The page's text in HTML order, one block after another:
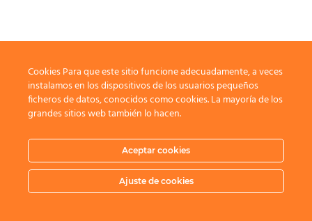
Cookies Para que este sitio funcione adecuadamente, a veces
instalamos en los dispositivos de los usuarios pequeños
ficheros de datos, conocidos como cookies. La mayoría de los
grandes sitios web también lo hacen.
Aceptar cookies
Ajuste de cookies